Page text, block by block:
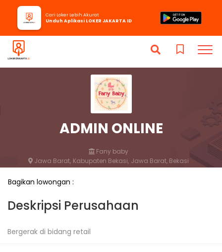
ADMIN ONLINE
Fany baby
Jawa Barat, Kabupaten Bekasi, Jawa Barat, Bekasi
1 bulan yang lalu
Cari Loker Lebih Akurat
Unduh Aplikasi LOKER JAKARTA ID
Bagikan lowongan :
Deskripsi Perusahaan
Bergerak di bidang retail